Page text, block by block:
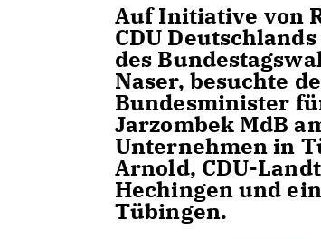
Auf Initiative von
CDU
des
Naser, besuchte
Bundesminister
Jarzombek MdB
Unternehmen in
Arnold, CDU-
Hechingen und
Tübingen.